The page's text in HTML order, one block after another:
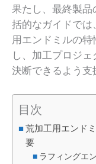
果たし、最終製
括的なガイドで
用エンドミルの
し、加工プロジ
決断できるよう支
目次
荒加工用エンド
要
ラフィングエ